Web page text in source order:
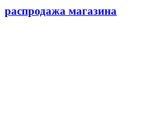
распродажа магазина